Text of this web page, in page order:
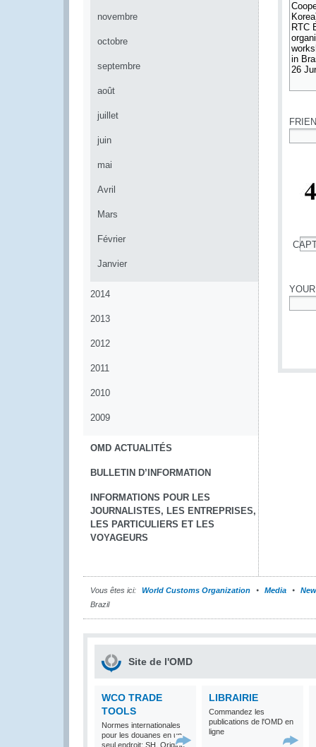
novembre
octobre
septembre
août
juillet
juin
mai
Avril
Mars
Février
Janvier
2014
2013
2012
2011
2010
2009
OMD ACTUALITÉS
BULLETIN D’INFORMATION
INFORMATIONS POUR LES
JOURNALISTES, LES ENTREPRISES,
LES PARTICULIERS ET LES
VOYAGEURS
Vous êtes ici: World Customs Organization Media
Brazil
Site de l'OMD
WCO TRADE
TOOLS
Normes internationales
pour les douanes en un
seul endroit: SH, Origine
LIBRAIRIE
Commandez les
publications de l'OMD en
ligne